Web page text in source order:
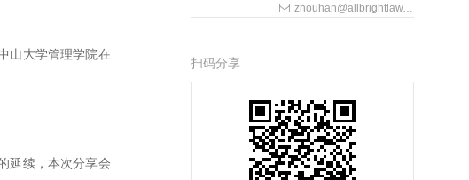
山大学管理学院在
延续，本次分享会
zhouhan@allbrightlaw.com
扫码分享